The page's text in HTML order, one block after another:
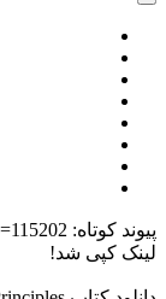
پیوند کوتاه:
لینک کپی شد!